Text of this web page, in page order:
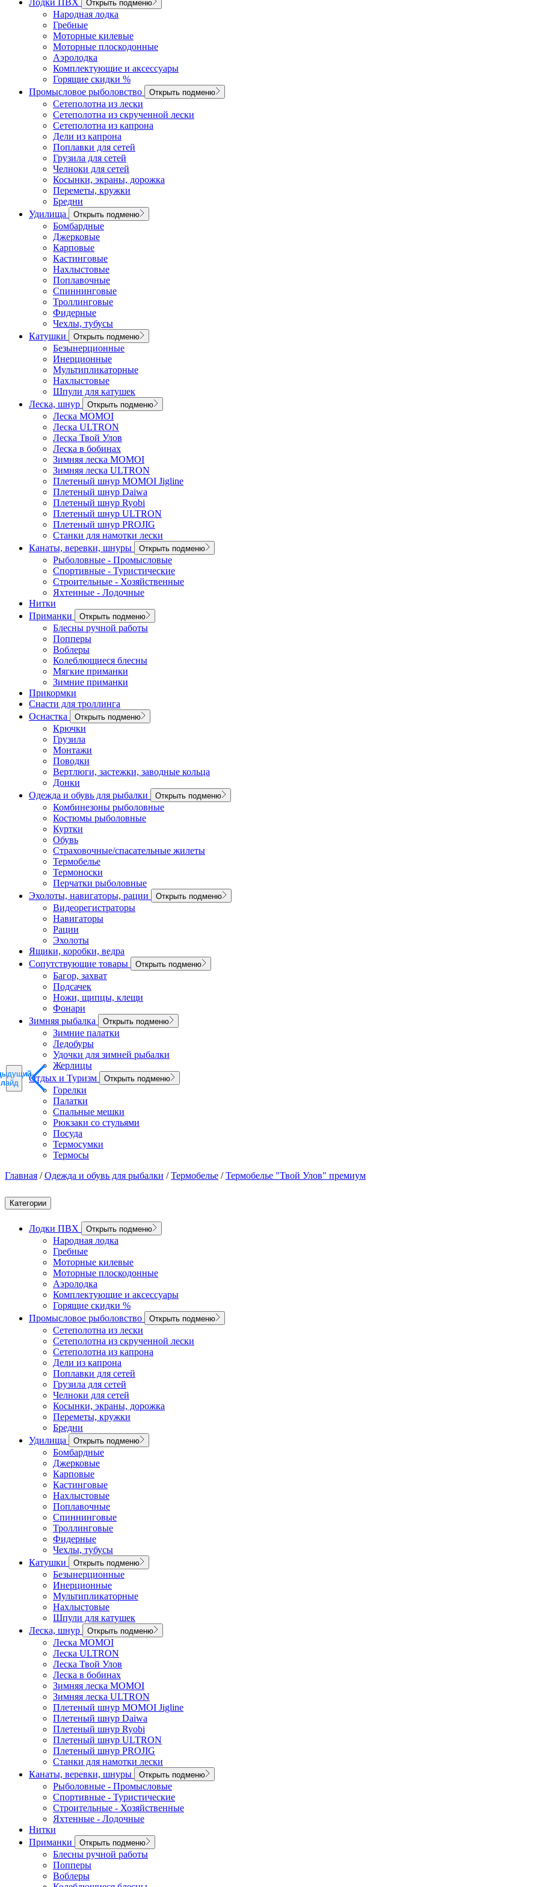
Открыть подменю
Народная лодка
Гребные
Моторные килевые
Моторные плоскодонные
Аэролодка
Комплектующие и аксессуары
Горящие скидки %
Промысловое рыболовство
Открыть подменю
Сетеполотна из лески
Сетеполотна из скрученной лески
Сетеполотна из капрона
Дели из капрона
Поплавки для сетей
Грузила для сетей
Челноки для сетей
Косынки, экраны, дорожка
Переметы, кружки
Бредни
Удилища
Открыть подменю
Бомбардные
Джерковые
Карповые
Кастинговые
Нахлыстовые
Поплавочные
Спиннинговые
Троллинговые
Фидерные
Чехлы, тубусы
Катушки
Открыть подменю
Безынерционные
Инерционные
Мультипликаторные
Нахлыстовые
Шпули для катушек
Леска, шнур
Открыть подменю
Леска MOMOI
Леска ULTRON
Леска Твой Улов
Леска в бобинах
Зимняя леска MOMOI
Зимняя леска ULTRON
Плетеный шнур MOMOI Jigline
Плетеный шнур Daiwa
Плетеный шнур Ryobi
Плетеный шнур ULTRON
Плетеный шнур PROJIG
Станки для намотки лески
Канаты, веревки, шнуры
Открыть подменю
Рыболовные - Промысловые
Спортивные - Туристические
Строительные - Хозяйственные
Яхтенные - Лодочные
Нитки
Приманки
Открыть подменю
Блесны ручной работы
Попперы
Воблеры
Колеблющиеся блесны
Мягкие приманки
Зимние приманки
Прикормки
Снасти для троллинга
Оснастка
Открыть подменю
Крючки
Грузила
Монтажи
Поводки
Вертлюги, застежки, заводные кольца
Донки
Одежда и обувь для рыбалки
Открыть подменю
Комбинезоны рыболовные
Костюмы рыболовные
Куртки
Обувь
Страховочные/спасательные жилеты
Термобелье
Термоноски
Перчатки рыболовные
Эхолоты, навигаторы, рации
Открыть подменю
Видеорегистраторы
Навигаторы
Рации
Эхолоты
Ящики, коробки, ведра
Сопутствующие товары
Открыть подменю
Багор, захват
Подсачек
Ножи, щипцы, клещи
Фонари
Зимняя рыбалка
Открыть подменю
Зимние палатки
Ледобуры
Удочки для зимней рыбалки
Жерлицы
Отдых и Туризм
Открыть подменю
Горелки
Палатки
Спальные мешки
Рюкзаки со стульями
Посуда
Термосумки
Термосы
Главная /Одежда и обувь для рыбалки /Термобелье /Термобелье "Твой Улов" премиум
Категории
Лодки ПВХ Открыть подменю
Народная лодка
Гребные
Моторные килевые
Моторные плоскодонные
Аэролодка
Комплектующие и аксессуары
Горящие скидки %
Промысловое рыболовство
Открыть подменю
Сетеполотна из лески
Сетеполотна из скрученной лески
Сетеполотна из капрона
Дели из капрона
Поплавки для сетей
Грузила для сетей
Челноки для сетей
Косынки, экраны, дорожка
Переметы, кружки
Бредни
Удилища
Открыть подменю
Бомбардные
Джерковые
Карповые
Кастинговые
Нахлыстовые
Поплавочные
Спиннинговые
Троллинговые
Фидерные
Чехлы, тубусы
Катушки
Открыть подменю
Безынерционные
Инерционные
Мультипликаторные
Нахлыстовые
Шпули для катушек
Леска, шнур
Открыть подменю
Леска MOMOI
Леска ULTRON
Леска Твой Улов
Леска в бобинах
Зимняя леска MOMOI
Зимняя леска ULTRON
Плетеный шнур MOMOI Jigline
Плетеный шнур Daiwa
Плетеный шнур Ryobi
Плетеный шнур ULTRON
Плетеный шнур PROJIG
Станки для намотки лески
Канаты, веревки, шнуры
Открыть подменю
Рыболовные - Промысловые
Спортивные - Туристические
Строительные - Хозяйственные
Яхтенные - Лодочные
Нитки
Приманки
Открыть подменю
Блесны ручной работы
Попперы
Воблеры